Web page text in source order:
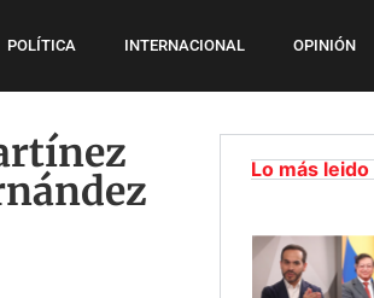
POLÍTICA INTERNACIONAL OPINIÓN
Lo más leido